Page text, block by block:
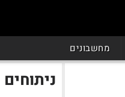
מחשבונים